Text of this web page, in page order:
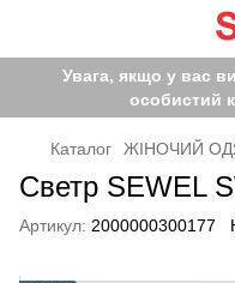
Увага, якщо у вас
особистий
Каталог ЖІНОЧИЙ
Светр SEWEL
Артикул: 2000000300177